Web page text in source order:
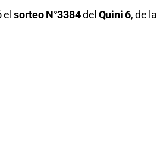
elsorteo N°3384del Quini 6, de la